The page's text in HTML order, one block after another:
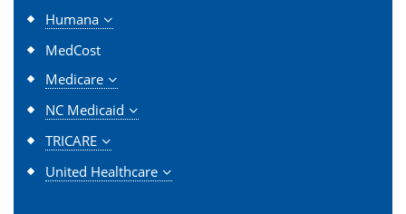
Humana
MedCost
Medicare
NC Medicaid
TRICARE
United Healthcare